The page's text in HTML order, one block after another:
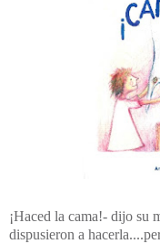
¡Haced la cama!- dijo su
dispusieron a